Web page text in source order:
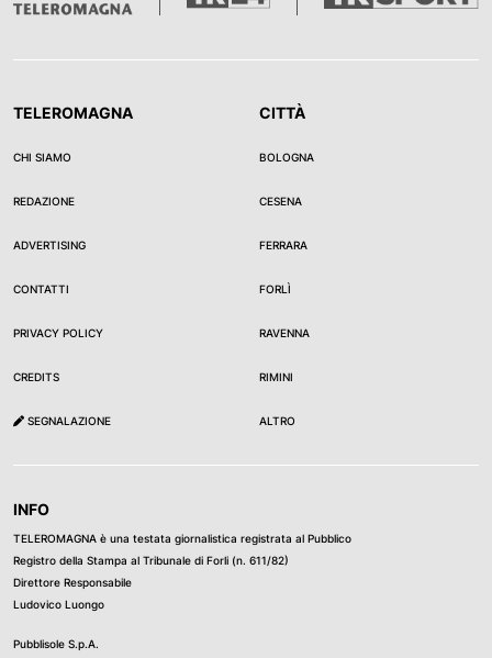
TELEROMAGNA
CHI SIAMO
REDAZIONE
ADVERTISING
CONTATTI
PRIVACY POLICY
CREDITS
SEGNALAZIONE
CITTÀ
BOLOGNA
CESENA
FERRARA
FORLÌ
RAVENNA
RIMINI
ALTRO
INFO
TELEROMAGNA è una testata giornalistica registrata al Pubblico
Registro della Stampa al Tribunale di Forli (n. 611/82)
Direttore Responsabile
Ludovico Luongo
Pubblisole S.p.A.